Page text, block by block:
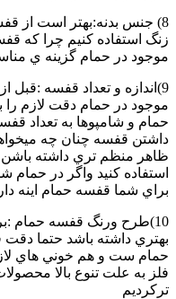
8) جنس بدنه:بهتر است از
زنگ استفاده كنيم چرا كه
موجود در حمام گزينه ي
9)اندازه و تعداد قفسه :قبل
موجود در حمام دقت لازم را
حمام و شامپوها به تعداد
داشتن قفسه چنان چه
ظاهر منظم تري داشته باشن
استفاده كنيد واگر در حمام
براي شما قفسه حمام اينه
10)طرح ورنگ قفسه حمام
بهتري داشته باشد حتما دقت
حمام ست و هم خوني هاي
فلز به علت تنوع بالا
تركرديم